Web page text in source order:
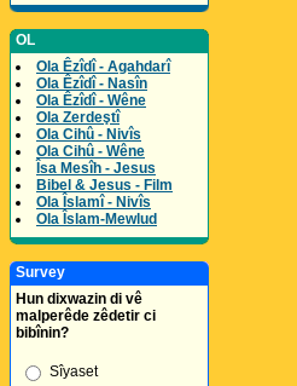
OL
Ola Êzîdî - Agahdarî
Ola Êzîdî - Nasîn
Ola Êzîdî - Wêne
Ola Zerdeştî
Ola Cihû - Nivîs
Ola Cihû - Wêne
Îsa Mesîh - Jesus
Bibel & Jesus - Film
Ola Îslamî - Nivîs
Ola Îslam-Mewlud
Survey
Hun dixwazin di vê
malperêde zêdetir ci
bibînin?
Sîyaset